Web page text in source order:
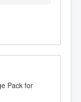
Pack for